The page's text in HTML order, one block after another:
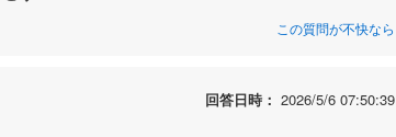
この質問が不快なら
回答日時： 2026/5/6 07:50:39